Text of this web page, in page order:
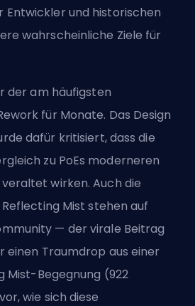
Entwickler und historischen
wahrscheinliche Ziele für
der am häufigsten
für Monate. Das Design
dafür kritisiert, dass die
zu PoEs moderneren
wirken. Auch die
Mist stehen auf
— der virale Beitrag
einen Traumdrop aus einer
Mist-Begegnung (922
wie sich diese